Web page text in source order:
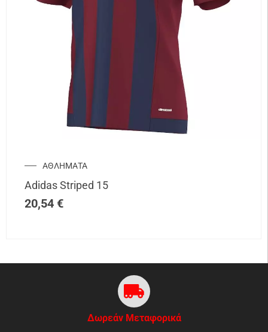
ΑΘΛΗΜΑΤΑ
Adidas Striped 15
20,54 €
Δωρεάν Μεταφορικά